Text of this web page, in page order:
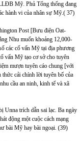
Mỹ. Phủ Tổng thống đang
hành vi của nhân sự Mỹ.( 37)
Post [Bưu điện Oat-
Nhu muốn khoảng 12,000-
các cố vấn Mỹ tại địa phương
vấn Mỹ tạo cơ sở cho tuyên
mượn tuyên cáo chung [với
cải chính lời tuyên bố của
cầu an ninh, kinh tế và xã
Unna trích dẫn sai lạc. Ba ngày
động một cuộc cách mạng
bài Mỹ hay bài ngoại. (39)